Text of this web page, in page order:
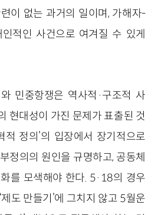
이 없는 과거의 일이며, 가해자-
적인 사건으로 여겨질 수 있게
민중항쟁은 역사적·구조적 사
현대성이 가진 문제가 표출된 것
적 정의’의 입장에서 장기적으로
정의의 원인을 규명하고, 공동체
를 모색해야 한다. 5·18의 경우
도 만들기’에 그치지 않고 5월운